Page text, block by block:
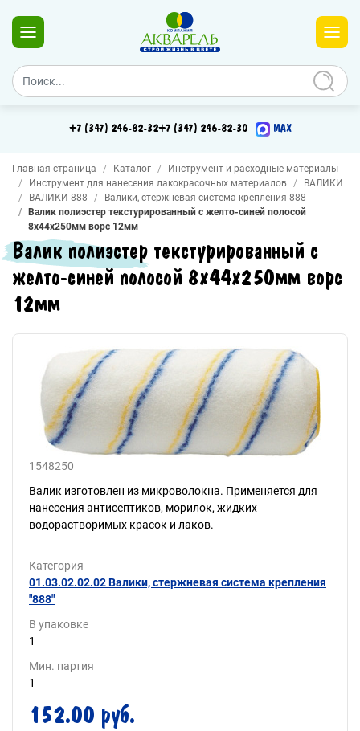
+7 (347) 246-82-32+7 (347) 246-82-30 MAX
Главная страница Каталог
Инструмент и расходные материалы
Инструмент для нанесения лакокрасочных материалов
ВАЛИКИ
ВАЛИКИ 888
Валики, стержневая система крепления 888
Валик полиэстер текстурированный с желто-синей полосой
8х44х250мм ворс 12мм
Валик полиэстер текстурированный с
желто-синей полосой 8х44х250мм ворс
12мм
1548250
Валик изготовлен из микроволокна. Применяется для
нанесения антисептиков, морилок, жидких
водорастворимых красок и лаков.
Категория
01.03.02.02.02 Валики, стержневая система крепления
"888"
В упаковке
1
Мин. партия
1
152.00 руб.